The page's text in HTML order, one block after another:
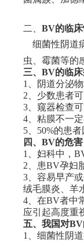
二、 BV的临
细菌性阴道
虫、霉菌等的
三、BV的临
1
、阴道分泌
2 、少数患者
3 、窥器检查
4 、粘膜不一
5 、50%的患
四、BV的危害
1
、妇科中，
2 、患BV孕妇
3 、容易早产
绒毛膜炎、羊
4 、在BV者
应引起高度重
五、我国对
1
、细菌性阴